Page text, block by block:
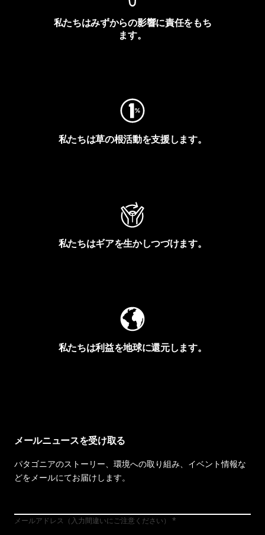
私たちはみずからの影響に責任をもち
ます。
私たちは草の根活動を支援します。
私たちはギアを生かしつづけます。
私たちは利益を地球に還元します。
メールニュースを受け取る
パタゴニアのストーリー、環境への取り組み、イベント情報な
どをメールにてお届けします。
メールアドレス（入力間違いにご注意ください）